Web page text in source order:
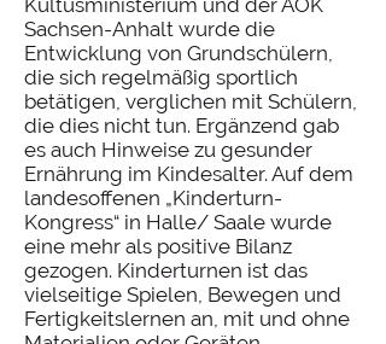
Kultusministerium und der AOK
Sachsen-Anhalt wurde die
Entwicklung von Grundschülern,
die sich regelmäßig sportlich
betätigen, verglichen mit Schülern,
die dies nicht tun. Ergänzend gab
es auch Hinweise zu gesunder
Ernährung im Kindesalter. Auf dem
landesoffenen „Kinderturn-
Kongress“ in Halle/ Saale wurde
eine mehr als positive Bilanz
gezogen. Kinderturnen ist das
vielseitige Spielen, Bewegen und
Fertigkeitslernen an, mit und ohne